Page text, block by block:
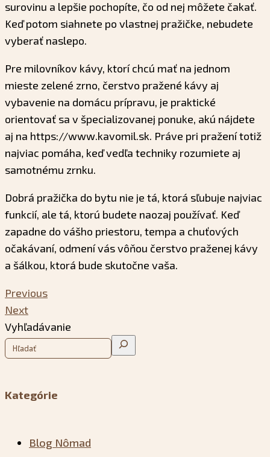
surovinu a lepšie pochopíte, čo od nej môžete čakať.
Keď potom siahnete po vlastnej pražičke, nebudete
vyberať naslepo.
Pre milovníkov kávy, ktorí chcú mať na jednom
mieste zelené zrno, čerstvo pražené kávy aj
vybavenie na domácu prípravu, je praktické
orientovať sa v špecializovanej ponuke, akú nájdete
aj na https://www.kavomil.sk. Práve pri pražení totiž
najviac pomáha, keď vedľa techniky rozumiete aj
samotnému zrnku.
Dobrá pražička do bytu nie je tá, ktorá sľubuje najviac
funkcií, ale tá, ktorú budete naozaj používať. Keď
zapadne do vášho priestoru, tempa a chuťových
očakávaní, odmení vás vôňou čerstvo praženej kávy
a šálkou, ktorá bude skutočne vaša.
Previous
Next
Vyhľadávanie
Kategórie
Blog Nômad